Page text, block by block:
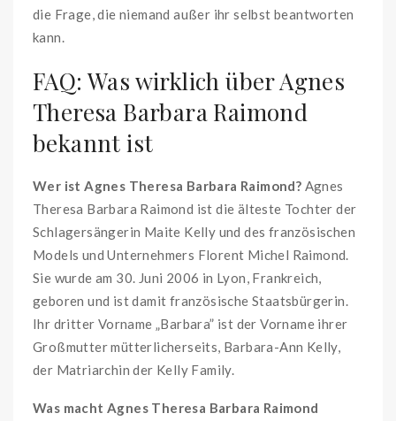
die Frage, die niemand außer ihr selbst beantworten
kann.
FAQ: Was wirklich über Agnes
Theresa Barbara Raimond
bekannt ist
Wer ist Agnes Theresa Barbara Raimond? Agnes
Theresa Barbara Raimond ist die älteste Tochter der
Schlagersängerin Maite Kelly und des französischen
Models und Unternehmers Florent Michel Raimond.
Sie wurde am 30. Juni 2006 in Lyon, Frankreich,
geboren und ist damit französische Staatsbürgerin.
Ihr dritter Vorname „Barbara” ist der Vorname ihrer
Großmutter mütterlicherseits, Barbara-Ann Kelly,
der Matriarchin der Kelly Family.
Was macht Agnes Theresa Barbara Raimond